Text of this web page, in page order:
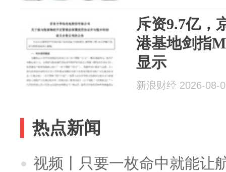
斥资9.7亿，
港基地剑指
显示
新浪财经 2026-08-
热点新闻
视频丨只要一枚命中就能让